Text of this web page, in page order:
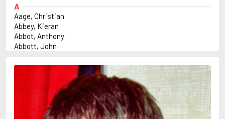
A
Aage, Christian
Abbey, Kieran
Abbot, Anthony
Abbott, John
Abrahams, Peter (f. 1947)
Abrahamson, Emmy
Adams, Douglas
Adams, Herbert
Adams, Jane
Adler-Olsen, Jussi